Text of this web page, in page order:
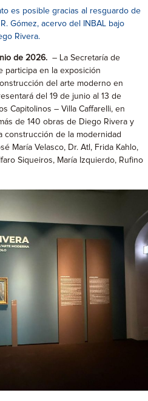
es posible gracias al resguardo de
Gómez, acervo del INBAL bajo
Rivera.
de 2026. – La Secretaría de
participa en la exposición
del arte moderno en
del 19 de junio al 13 de
Capitolinos – Villa Caffarelli, en
de 140 obras de Diego Rivera y
construcción de la modernidad
María Velasco, Dr. Atl, Frida Kahlo,
Siqueiros, María Izquierdo, Rufino